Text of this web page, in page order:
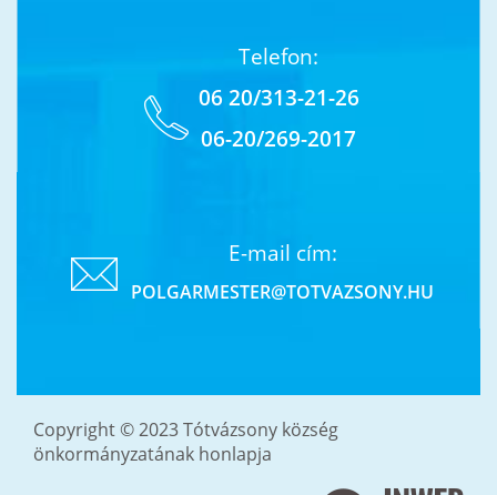
Telefon:
06 20/313-21-26
06-20/269-2017
E-mail cím:
POLGARMESTER@TOTVAZSONY.HU
Copyright © 2023 Tótvázsony község
önkormányzatának honlapja